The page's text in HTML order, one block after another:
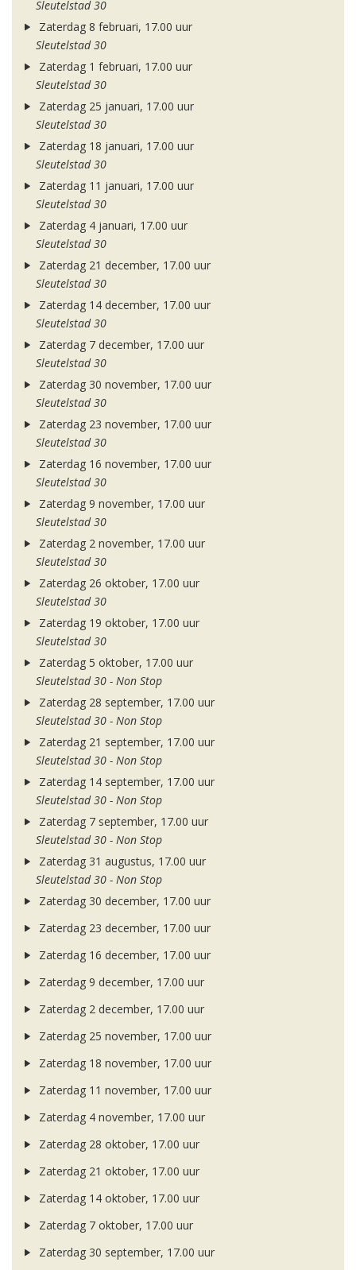
Sleutelstad 30
Zaterdag 8 februari, 17.00 uur
Sleutelstad 30
Zaterdag 1 februari, 17.00 uur
Sleutelstad 30
Zaterdag 25 januari, 17.00 uur
Sleutelstad 30
Zaterdag 18 januari, 17.00 uur
Sleutelstad 30
Zaterdag 11 januari, 17.00 uur
Sleutelstad 30
Zaterdag 4 januari, 17.00 uur
Sleutelstad 30
Zaterdag 21 december, 17.00 uur
Sleutelstad 30
Zaterdag 14 december, 17.00 uur
Sleutelstad 30
Zaterdag 7 december, 17.00 uur
Sleutelstad 30
Zaterdag 30 november, 17.00 uur
Sleutelstad 30
Zaterdag 23 november, 17.00 uur
Sleutelstad 30
Zaterdag 16 november, 17.00 uur
Sleutelstad 30
Zaterdag 9 november, 17.00 uur
Sleutelstad 30
Zaterdag 2 november, 17.00 uur
Sleutelstad 30
Zaterdag 26 oktober, 17.00 uur
Sleutelstad 30
Zaterdag 19 oktober, 17.00 uur
Sleutelstad 30
Zaterdag 5 oktober, 17.00 uur
Sleutelstad 30 - Non Stop
Zaterdag 28 september, 17.00 uur
Sleutelstad 30 - Non Stop
Zaterdag 21 september, 17.00 uur
Sleutelstad 30 - Non Stop
Zaterdag 14 september, 17.00 uur
Sleutelstad 30 - Non Stop
Zaterdag 7 september, 17.00 uur
Sleutelstad 30 - Non Stop
Zaterdag 31 augustus, 17.00 uur
Sleutelstad 30 - Non Stop
Zaterdag 30 december, 17.00 uur
Zaterdag 23 december, 17.00 uur
Zaterdag 16 december, 17.00 uur
Zaterdag 9 december, 17.00 uur
Zaterdag 2 december, 17.00 uur
Zaterdag 25 november, 17.00 uur
Zaterdag 18 november, 17.00 uur
Zaterdag 11 november, 17.00 uur
Zaterdag 4 november, 17.00 uur
Zaterdag 28 oktober, 17.00 uur
Zaterdag 21 oktober, 17.00 uur
Zaterdag 14 oktober, 17.00 uur
Zaterdag 7 oktober, 17.00 uur
Zaterdag 30 september, 17.00 uur